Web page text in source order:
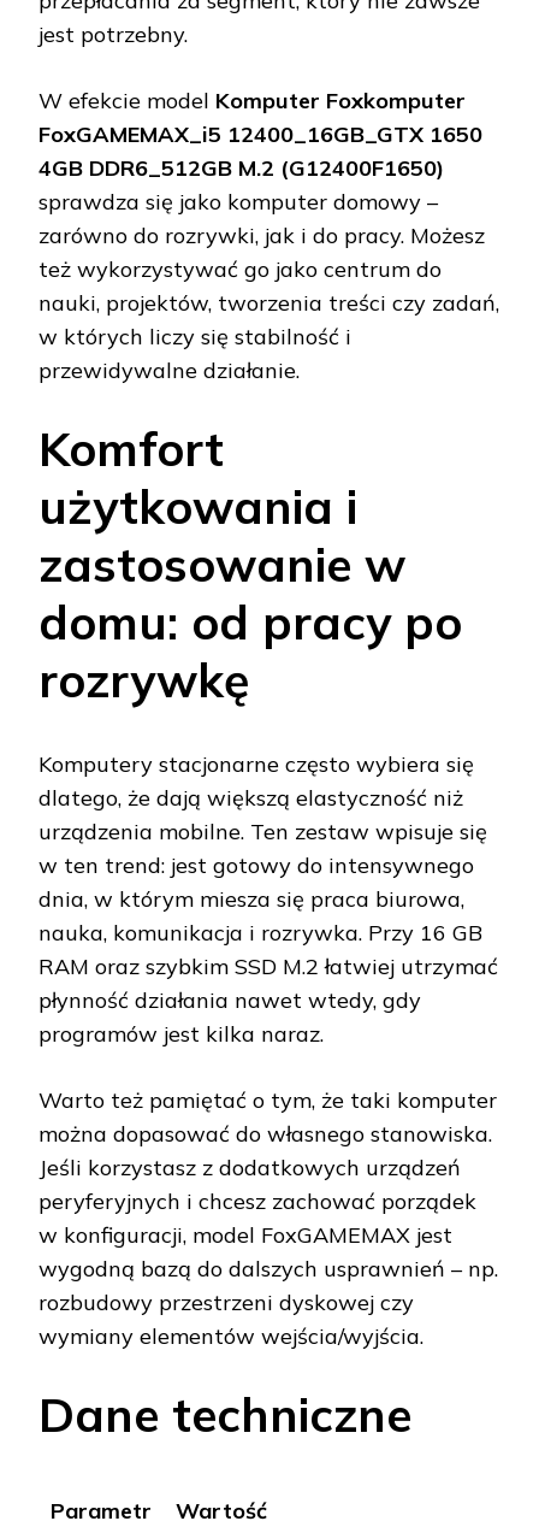
jest potrzebny.
W efekcie model Komputer Foxkomputer
FoxGAMEMAX_i5 12400_16GB_GTX 1650
4GB DDR6_512GB M.2 (G12400F1650)
sprawdza się jako komputer domowy –
zarówno do rozrywki, jak i do pracy. Możesz
też wykorzystywać go jako centrum do
nauki, projektów, tworzenia treści czy zadań,
w których liczy się stabilność i
przewidywalne działanie.
Komfort
użytkowania i
zastosowanie w
domu: od pracy po
rozrywkę
Komputery stacjonarne często wybiera się
dlatego, że dają większą elastyczność niż
urządzenia mobilne. Ten zestaw wpisuje się
w ten trend: jest gotowy do intensywnego
dnia, w którym miesza się praca biurowa,
nauka, komunikacja i rozrywka. Przy 16 GB
RAM oraz szybkim SSD M.2 łatwiej utrzymać
płynność działania nawet wtedy, gdy
programów jest kilka naraz.
Warto też pamiętać o tym, że taki komputer
można dopasować do własnego stanowiska.
Jeśli korzystasz z dodatkowych urządzeń
peryferyjnych i chcesz zachować porządek
w konfiguracji, model FoxGAMEMAX jest
wygodną bazą do dalszych usprawnień – np.
rozbudowy przestrzeni dyskowej czy
wymiany elementów wejścia/wyjścia.
Dane techniczne
Parametr Wartość